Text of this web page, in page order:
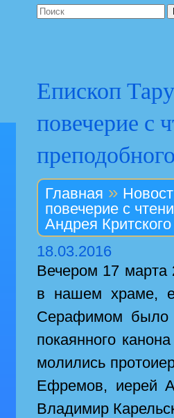
Епископ
повечерие с
Главная »
повечерие с
Андрея Критского
18.03.2016
Вечером 17 марта
в нашем храме,
Серафимом было
покаянного
молились
Ефремов, иерей
Владимир